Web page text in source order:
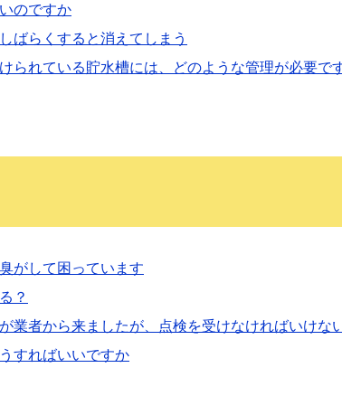
のですか
ばらくすると消えてしまう
られている貯水槽には、どのような管理が必要で
がして困っています
？
業者から来ましたが、点検を受けなければいけな
すればいいですか